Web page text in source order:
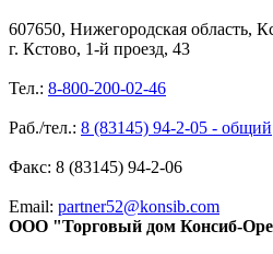
607650, Нижегородская область,
г. Кстово, 1-й проезд, 43
Тел.: 8-800-200-02-46
Раб./тел.: 8 (83145) 94-2-05 - общий
Факс: 8 (83145) 94-2-06
Email: partner52@konsib.com
ООО "Торговый дом Консиб-